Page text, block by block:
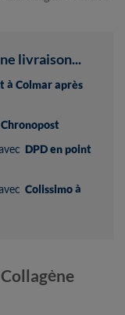
livraison...
Colmar après
DPD en point
Colissimo à